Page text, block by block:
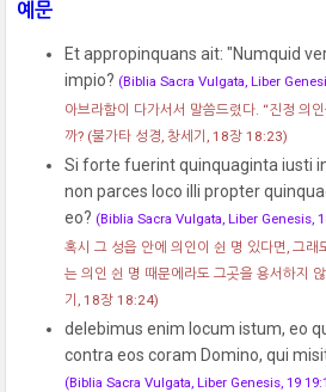
예문
Et appropinquans ait: "Numquid
impio? (Biblia Sacra Vulgata, Liber
아브라함이 다가서서 말씀드렸다. “진정 의
까? (불가타 성경, 창세기, 18장 18:23)
Si forte fuerint quinquaginta iusti
non parces loco illi propter
eo? (Biblia Sacra Vulgata, Liber Genesis,
혹시 그 성읍 안에 의인이 쉰 명 있다면, 그래
는 의인 쉰 명 때문에라도 그곳을 용서하지
기, 18장 18:24)
delebimus enim locum istum, eo
contra eos coram Domino, qui
(Biblia Sacra Vulgata, Liber Genesis, 19